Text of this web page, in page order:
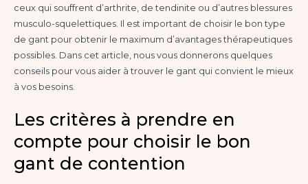
ceux qui souffrent d’arthrite, de tendinite ou d’autres blessures
musculo-squelettiques. Il est important de choisir le bon type
de gant pour obtenir le maximum d’avantages thérapeutiques
possibles. Dans cet article, nous vous donnerons quelques
conseils pour vous aider à trouver le gant qui convient le mieux
à vos besoins.
Les critères à prendre en
compte pour choisir le bon
gant de contention